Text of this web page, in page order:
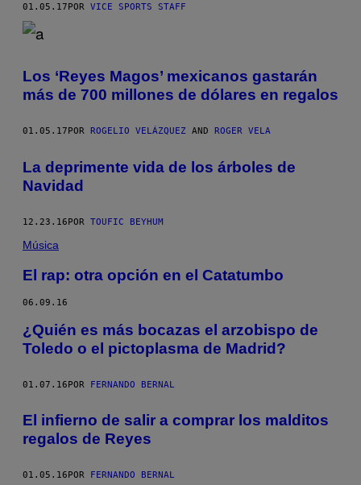
A
R
A
P
R
O
C
Ó
N
P
R
Í
C
O
C
B
A
S
01.05.17POR VICE SPORTS STAFF
Los ‘Reyes Magos’ mexicanos gastarán
más de 700 millones de dólares en regalos
01.05.17 POR ROGELIO VELÁZQUEZ AND ROGER VELA
La deprimente vida de los árboles de
Navidad
12.23.16POR TOUFIC BEYHUM
Música
El rap: otra opción en el Catatumbo
06.09.16
¿Quién es más bocazas el arzobispo de
Toledo o el pictoplasma de Madrid?
01.07.16POR FERNANDO BERNAL
El infierno de salir a comprar los malditos
regalos de Reyes
01.05.16 POR FERNANDO BERNAL